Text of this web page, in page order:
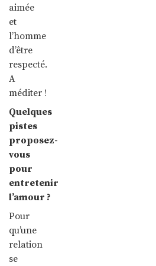
aimée
et
l’homme
d’être
respecté.
A
méditer !
Quelques
pistes
proposez-
vous
pour
entretenir
l’amour ?
Pour
qu’une
relation
se